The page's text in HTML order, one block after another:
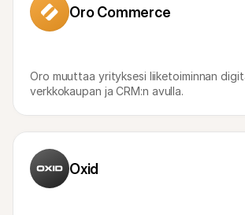
Oro Commerce
Oro muuttaa yrityksesi liiketoiminnan
verkkokaupan ja CRM:n avulla.
Oxid